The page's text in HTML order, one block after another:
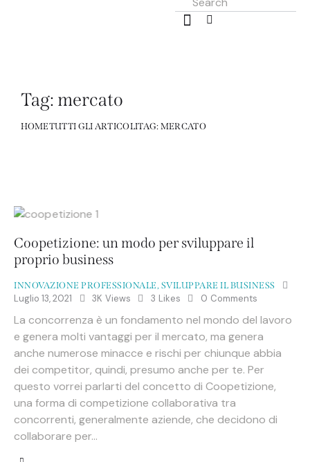
Tag: mercato
HOMETUTTI GLI ARTICOLITAG: MERCATO
Coopetizione: un modo per sviluppare il
proprio business
INNOVAZIONE PROFESSIONALE, SVILUPPARE IL BUSINESS
Luglio 13, 2021 3K Views 3 Likes 0 Comments
La concorrenza è un fondamento nel mondo del lavoro
e genera molti vantaggi per il mercato, ma genera
anche numerose minacce e rischi per chiunque abbia
dei competitor, quindi, presumo anche per te. Per
questo vorrei parlarti del concetto di Coopetizione,
una forma di competizione collaborativa tra
concorrenti, generalmente aziende, che decidono di
collaborare per…